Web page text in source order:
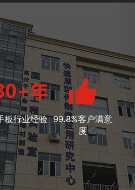
板行业经验 99.8%客户满意
度